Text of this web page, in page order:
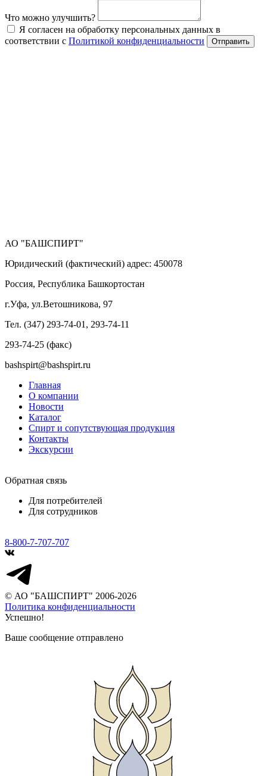
Что можно улучшить?
Я согласен на обработку персональных данных в
соответствии с Политикой конфиденциальности Отправить
АО "БАШСПИРТ"
Юридический (фактический) адрес: 450078
Россия, Республика Башкортостан
г.Уфа, ул.Ветошникова, 97
Тел. (347) 293-74-01, 293-74-11
293-74-25 (факс)
bashspirt@bashspirt.ru
Главная
О компании
Новости
Каталог
Спирт и сопутствующая продукция
Контакты
Экскурсии
Обратная связь
Для потребителей
Для сотрудников
8-800-7-707-707
© АО "БАШСПИРТ" 2006-2026
Политика конфиденциальности
Успешно!
Ваше сообщение отправлено